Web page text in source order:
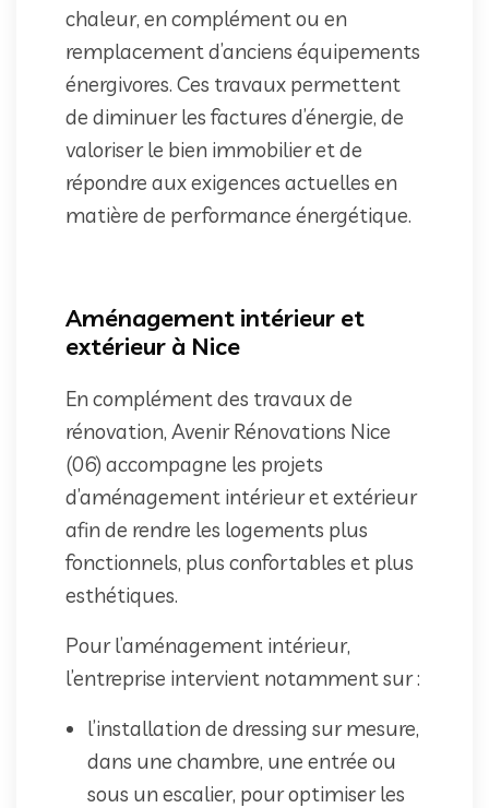
chaleur, en complément ou en
remplacement d’anciens équipements
énergivores. Ces travaux permettent
de diminuer les factures d’énergie, de
valoriser le bien immobilier et de
répondre aux exigences actuelles en
matière de performance énergétique.
Aménagement intérieur et
extérieur à Nice
En complément des travaux de
rénovation, Avenir Rénovations Nice
(06) accompagne les projets
d’aménagement intérieur et extérieur
afin de rendre les logements plus
fonctionnels, plus confortables et plus
esthétiques.
Pour l’aménagement intérieur,
l’entreprise intervient notamment sur :
l’installation de dressing sur mesure,
dans une chambre, une entrée ou
sous un escalier, pour optimiser les